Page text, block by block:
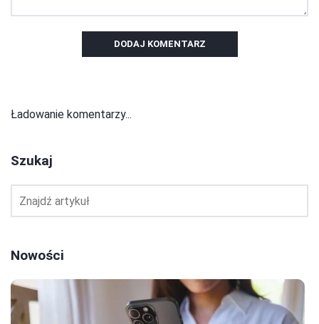
DODAJ KOMENTARZ
Ładowanie komentarzy...
Szukaj
Nowości